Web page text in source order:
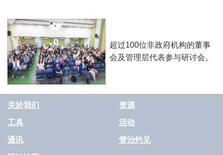
超过100位非政府机构的董事
会及管理层代表参与研讨会。
关於我们 资源
工具 活动
通讯 管治灼见